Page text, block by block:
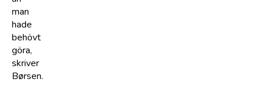
man
hade
behövt
göra,
skriver
Børsen.